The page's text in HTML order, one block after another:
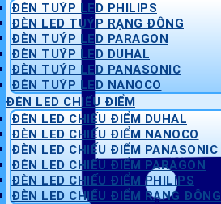
ĐÈN TUÝP LED PHILIPS
ĐÈN LED TUÝP RẠNG ĐÔNG
ĐÈN TUÝP LED PARAGON
ĐÈN TUÝP LED DUHAL
ĐÈN TUÝP LED PANASONIC
ĐÈN TUÝP LED NANOCO
ĐÈN LED CHIẾU ĐIỂM
ĐÈN LED CHIẾU ĐIỂM DUHAL
ĐÈN LED CHIẾU ĐIỂM NANOCO
ĐÈN LED CHIẾU ĐIỂM PANASONIC
ĐÈN LED CHIẾU ĐIỂM PARAGON
ĐÈN LED CHIẾU ĐIỂM PHILIPS
ĐÈN LED CHIẾU ĐIỂM RẠNG ĐÔNG